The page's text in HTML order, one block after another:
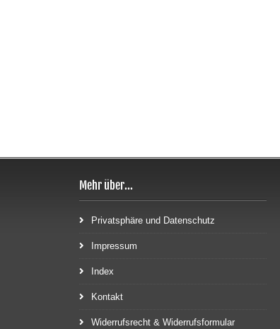
Mehr über...
Privatsphäre und Datenschutz
Impressum
Index
Kontakt
Widerrufsrecht & Widerrufsformular